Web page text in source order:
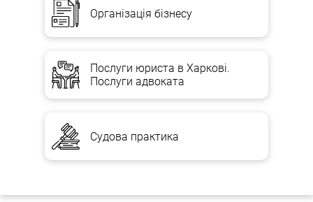
Організація бізнесу
Послуги юриста в Харкові.
Послуги адвоката
Судова практика